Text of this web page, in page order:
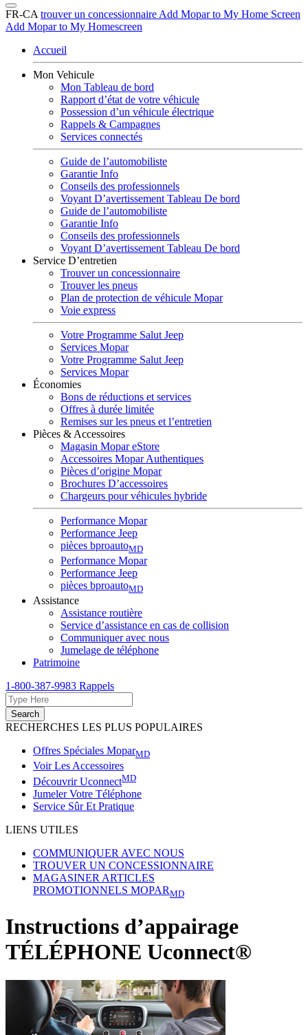
FR-CA trouver un concessionnaire Add Mopar to My Home Screen
Add Mopar to My Homescreen
Accueil
Mon Vehicule
Mon Tableau de bord
Rapport d’état de votre véhicule
Possession d’un véhicule électrique
Rappels & Campagnes
Services connectés
Guide de l’automobiliste
Garantie Info
Conseils des professionnels
Voyant D’avertissement Tableau De bord
Guide de l’automobiliste
Garantie Info
Conseils des professionnels
Voyant D’avertissement Tableau De bord
Service D’entretien
Trouver un concessionnaire
Trouver les pneus
Plan de protection de véhicule Mopar
Voie express
Votre Programme Salut Jeep
Services Mopar
Votre Programme Salut Jeep
Services Mopar
Économies
Bons de réductions et services
Offres à durée limitée
Remises sur les pneus et l’entretien
Pièces & Accessoires
Magasin Mopar eStore
Accessoires Mopar Authentiques
Pièces d’origine Mopar
Brochures D’accessoires
Chargeurs pour véhicules hybride
Performance Mopar
Performance Jeep
pièces bproautoMD
Performance Mopar
Performance Jeep
pièces bproautoMD
Assistance
Assistance routière
Service d’assistance en cas de collision
Communiquer avec nous
Jumelage de téléphone
Patrimoine
1-800-387-9983 Rappels
Search
RECHERCHES LES PLUS POPULAIRES
Offres Spéciales MoparMD
Voir Les Accessoires
Découvrir UconnectMD
Jumeler Votre Téléphone
Service Sûr Et Pratique
LIENS UTILES
COMMUNIQUER AVEC NOUS
TROUVER UN CONCESSIONNAIRE
MAGASINER ARTICLES
PROMOTIONNELS MOPARMD
Instructions d’appairage
TÉLÉPHONE Uconnect®